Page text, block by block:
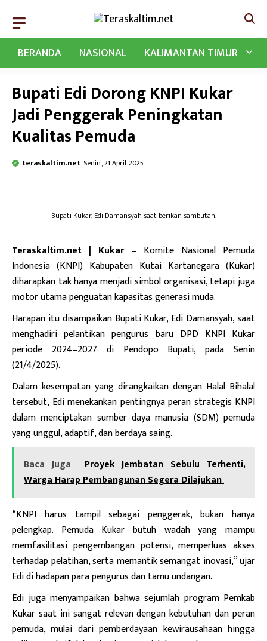
BERANDA
NASIONAL KALIMANTAN TIMUR
Bupati Edi Dorong KNPI Kukar
Jadi Penggerak Peningkatan
Kualitas Pemuda
teraskaltim.net Senin, 21 April 2025
Bupati Kukar, Edi Damansyah saat berikan sambutan.
Teraskaltim.net | Kukar– Komite Nasional Pemuda
Indonesia (KNPI) Kabupaten Kutai Kartanegara (Kukar)
diharapkan tak hanya menjadi simbol organisasi, tetapi juga
motor utama penguatan kapasitas generasi muda.
Harapan itu disampaikan Bupati Kukar, Edi Damansyah, saat
menghadiri pelantikan pengurus baru DPD KNPI Kukar
periode 2024–2027 di Pendopo Bupati, pada Senin
(21/4/2025).
Dalam kesempatan yang dirangkaikan dengan Halal Bihalal
tersebut, Edi menekankan pentingnya peran strategis KNPI
dalam menciptakan sumber daya manusia (SDM) pemuda
yang unggul, adaptif, dan berdaya saing.
Baca Juga
Proyek Jembatan Sebulu Terhenti,
Warga Harap Pembangunan Segera Dilajukan
“KNPI harus tampil sebagai penggerak, bukan hanya
pelengkap. Pemuda Kukar butuh wadah yang mampu
memfasilitasi pengembangan potensi, memperluas akses
terhadap pelatihan, serta memantik semangat inovasi,” ujar
Edi di hadapan para pengurus dan tamu undangan.
Edi juga menyampaikan bahwa sejumlah program Pemkab
Kukar saat ini sangat relevan dengan kebutuhan dan peran
pemuda, mulai dari pemberdayaan kewirausahaan hingga